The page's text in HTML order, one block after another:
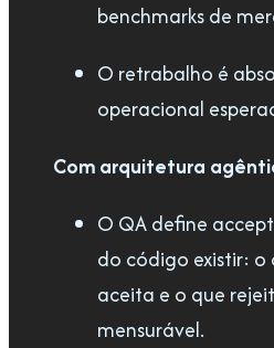
benchmarks de
O retrabalho é
operacional
Com arquitetura
O QA define
do código existir: o
aceita e o que
mensurável.